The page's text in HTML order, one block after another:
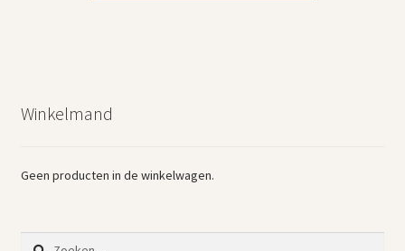
Winkelmand
Geen producten in de winkelwagen.
Zoeken